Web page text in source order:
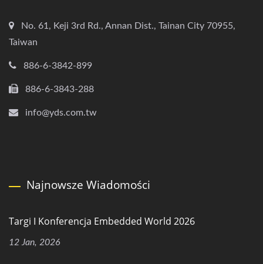
No. 61, Keji 3rd Rd., Annan Dist., Tainan City 70955,
Taiwan
886-6-3842-899
886-6-3843-288
info@yds.com.tw
Najnowsze Wiadomości
Targi I Konferencja Embedded World 2026
12 Jan, 2026